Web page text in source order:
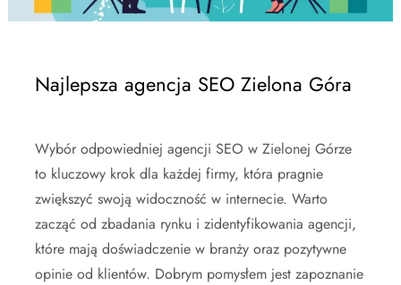
Najlepsza agencja SEO Zielona Góra
Wybór odpowiedniej agencji SEO w Zielonej Górze
to kluczowy krok dla każdej firmy, która pragnie
zwiększyć swoją widoczność w internecie. Warto
zacząć od zbadania rynku i zidentyfikowania agencji,
które mają doświadczenie w branży oraz pozytywne
opinie od klientów. Dobrym pomysłem jest zapoznanie